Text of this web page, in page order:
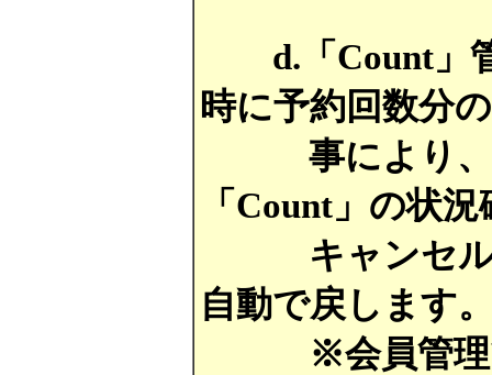
d.「Count」管
時に予約回数分
事により、予
「Count」の状
キャンセル時
自動で戻します
※会員管理で